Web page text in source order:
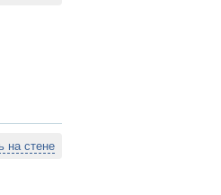
на стене